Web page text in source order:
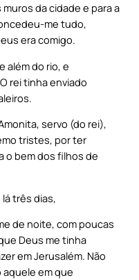
da cidade e para a
me tudo,
era comigo.
além do rio, e
rei tinha enviado
servo (do rei),
tristes, por ter
o bem dos filhos de
três dias,
de noite, com poucas
Deus me tinha
em Jerusalém. Não
em que